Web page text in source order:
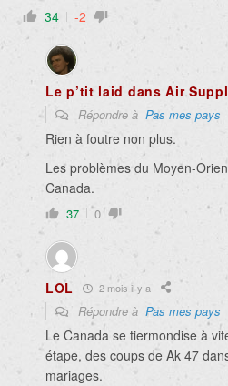
34 -2
Le p’tit laid dans Air
Répondre à Pas mes pays
Rien à foutre non plus.
Les problèmes du Moyen-
Canada.
37 0
LOL 2 mois il y a
Répondre à Pas mes pays
Le Canada se tiermondise à
étape, des coups de Ak 47
mariages.